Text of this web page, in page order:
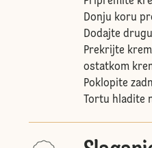
Donju koru
Dodajte
Prekrijte
ostatkom
Poklopite
Tortu hladite